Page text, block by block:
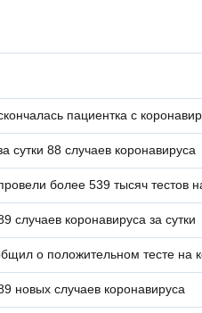
пациентка с
сутки 88 случаев коронавируса
более 539 тысяч тестов
случаев коронавируса за сутки
о положительном тесте на
новых случаев коронавируса